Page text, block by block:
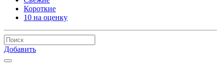
Короткие
10 на оценку
Добавить